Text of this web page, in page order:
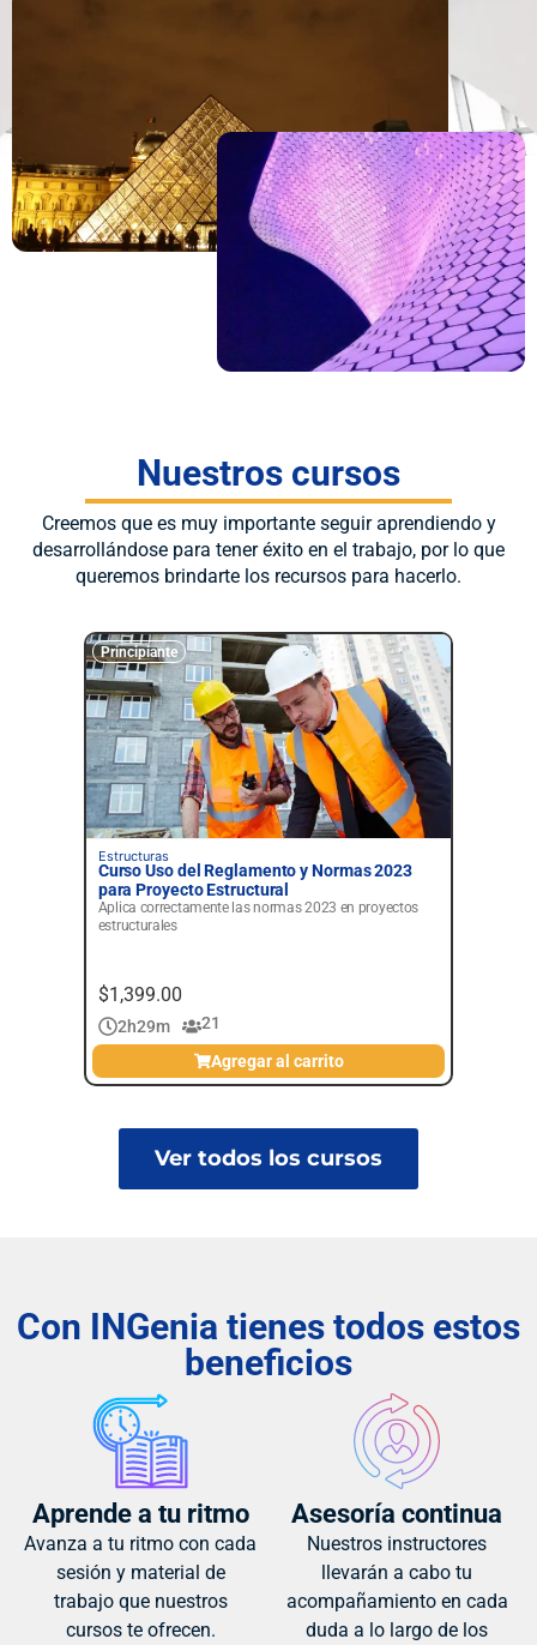
Nuestros cursos
Creemos que es muy importante seguir aprendiendo y
desarrollándose para tener éxito en el trabajo, por lo que
queremos brindarte los recursos para hacerlo.
Principiante
Estructuras
Curso Uso del Reglamento y Normas 2023
para Proyecto Estructural
Aplica correctamente las normas 2023 en proyectos
estructurales
$1,399.00
2h29m
21
Agregar al carrito
Ver todos los cursos
Con INGenia tienes todos estos
beneficios
Aprende a tu ritmo
Avanza a tu ritmo con cada
sesión y material de
trabajo que nuestros
cursos te ofrecen.
Asesoría continua
Nuestros instructores
llevarán a cabo tu
acompañamiento en cada
duda a lo largo de los